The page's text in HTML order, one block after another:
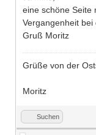
eine schöne Seite
Vergangenheit bei
Gruß Moritz
Grüße von der
Moritz
Suchen